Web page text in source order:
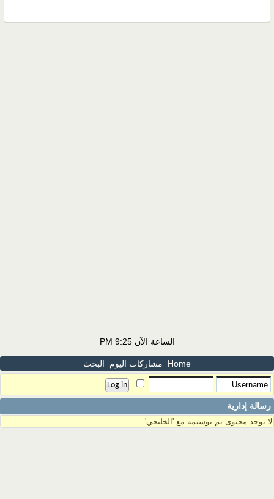
الساعة الآن9:25 PM
Home مشاركات اليوم البحث
رسالة إدارية
لا يوجد محتوى تم توسيمه مع 'الخليجي'.